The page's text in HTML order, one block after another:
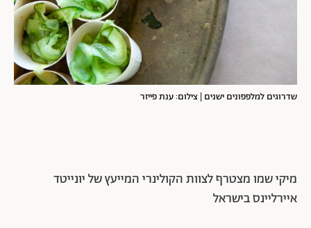
שדרוגים למלפפונים ישנים | צילום: ענת פייזר
מיקי שמו מצטרף לצוות הקולינרי המייעץ של יונייטד
איירליינס בישראל